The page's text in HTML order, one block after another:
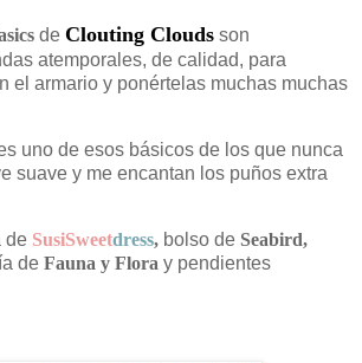
de Clouting Clouds son
atemporales, de calidad, para
el armario y ponértelas muchas muchas
uno de esos básicos de los que nunca
suave y me encantan los puños extra
de SusiSweetdress, bolso de Seabird,
de Fauna y Flora y pendientes